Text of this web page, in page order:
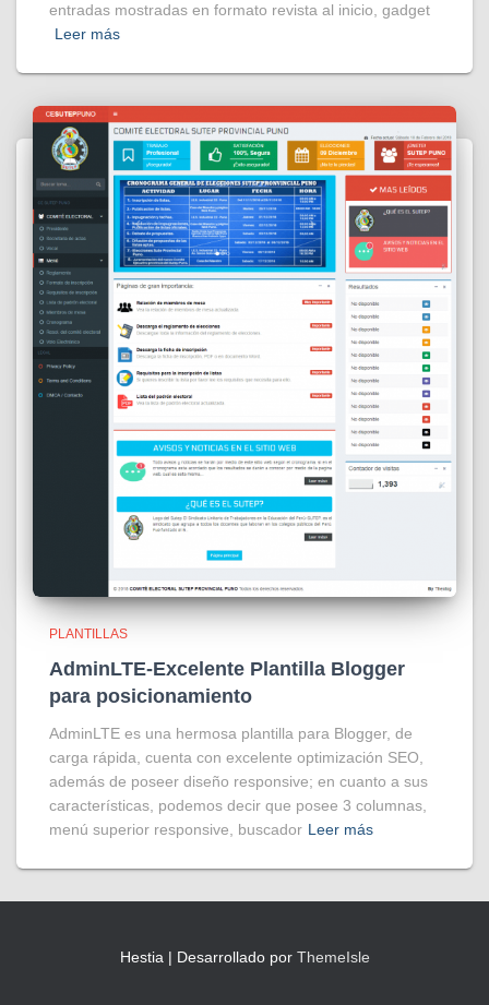
entradas mostradas en formato revista al inicio, gadget
Leer más
PLANTILLAS
AdminLTE-Excelente Plantilla Blogger
para posicionamiento
AdminLTE es una hermosa plantilla para Blogger, de
carga rápida, cuenta con excelente optimización SEO,
además de poseer diseño responsive; en cuanto a sus
características, podemos decir que posee 3 columnas,
menú superior responsive, buscador Leer más
Hestia | Desarrollado por ThemeIsle